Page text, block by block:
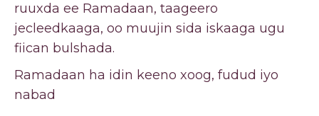
ruuxda ee Ramadaan, taageero
jecleedkaaga, oo muujin sida iskaaga ugu
fiican bulshada.
Ramadaan ha idin keeno xoog, fudud iyo
nabad